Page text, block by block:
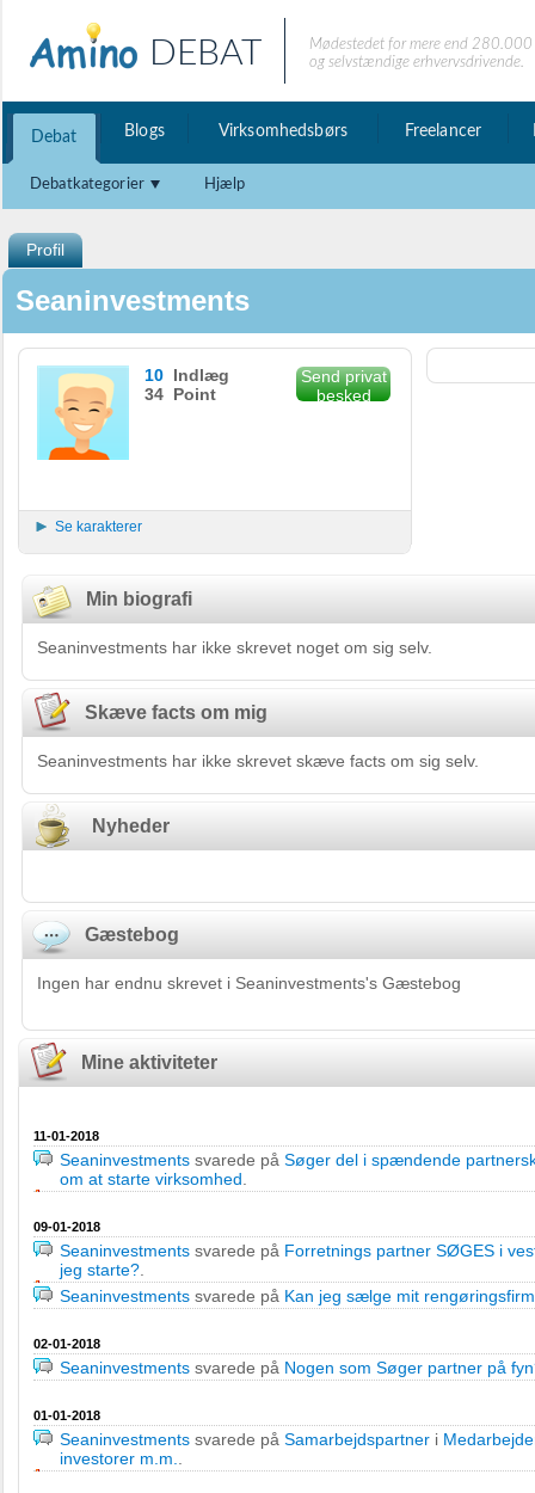
DEBAT
Mødestedet for mere end
og selvstændige erhvervsdrivende.
Debat Blogs Virksomhedsbørs Freelancer
Debatkategorier Hjælp
Profil
Seaninvestments
10 Indlæg
34 Point
Send privat
besked
Se karakterer
Min biografi
Seaninvestments har ikke skrevet noget om sig selv.
Skæve facts om mig
Seaninvestments har ikke skrevet skæve facts om sig selv.
Nyheder
Gæstebog
Ingen har endnu skrevet i Seaninvestments's Gæstebog
Mine aktiviteter
11-01-2018
Seaninvestments svarede på Søger del i spændende
om at starte virksomhed
09-01-2018
Seaninvestments svarede på Forretnings partner SØGES i
jeg starte?
Seaninvestments svarede på Kan jeg sælge mit
02-01-2018
Seaninvestments svarede på Nogen som Søger partner på
01-01-2018
Seaninvestments svarede på Samarbejdspartner i
investorer m.m.